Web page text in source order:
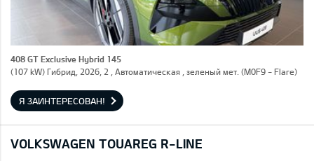
408 GT Exclusive Hybrid 145
(107 kW) Гибрид, 2026, 2 , Автоматическая , зеленый мет. (M0F9 - Flare)
Я ЗАИНТЕРЕСОВАН!
VOLKSWAGEN TOUAREG R-LINE